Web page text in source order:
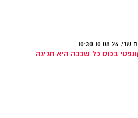
10.08.26 10:30
בכוס כל שכבה היא חגיגה